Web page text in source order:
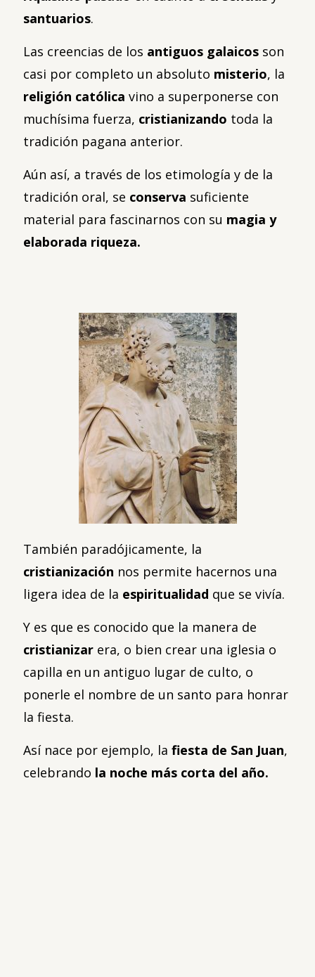
santuarios.
Las creencias de los antiguos galaicos son
casi por completo un absoluto misterio, la
religión católica vino a superponerse con
muchísima fuerza, cristianizando toda la
tradición pagana anterior.
Aún así, a través de los etimología y de la
tradición oral, se conserva suficiente
material para fascinarnos con su magia y
elaborada riqueza.
También paradójicamente, la
cristianización nos permite hacernos una
ligera idea de la espiritualidad que se vivía.
Y es que es conocido que la manera de
cristianizar era, o bien crear una iglesia o
capilla en un antiguo lugar de culto, o
ponerle el nombre de un santo para honrar
la fiesta.
Así nace por ejemplo, la fiesta de San Juan,
celebrando la noche más corta del año.